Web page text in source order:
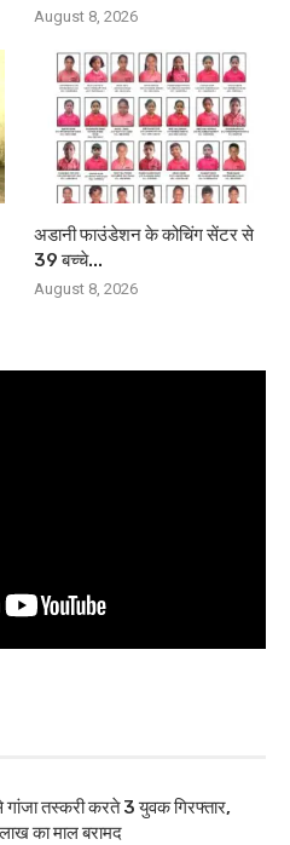
August 8, 2026
अडानी फाउंडेशन के कोचिंग सेंटर से
39 बच्चे...
August 8, 2026
तस्करी करते 3 युवक गिरफ्तार,
का माल बरामद